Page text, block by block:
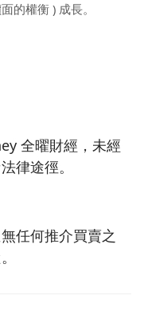
的權衡 ) 成長。
全曜財經，未經
律途徑。
任何推介買賣之